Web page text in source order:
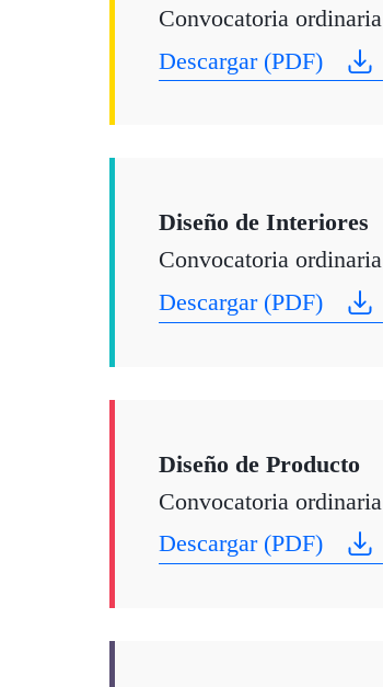
Convocatoria ordinaria
Descargar (PDF)
Diseño de Interiores
Convocatoria ordinaria
Descargar (PDF)
Diseño de Producto
Convocatoria ordinaria
Descargar (PDF)